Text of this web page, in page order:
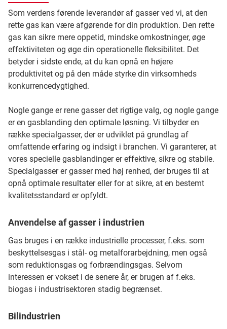
Som verdens førende leverandør af gasser ved vi, at den
rette gas kan være afgørende for din produktion. Den rette
gas kan sikre mere oppetid, mindske omkostninger, øge
effektiviteten og øge din operationelle fleksibilitet. Det
betyder i sidste ende, at du kan opnå en højere
produktivitet og på den måde styrke din virksomheds
konkurrencedygtighed.
Nogle gange er rene gasser det rigtige valg, og nogle gange
er en gasblanding den optimale løsning. Vi tilbyder en
række specialgasser, der er udviklet på grundlag af
omfattende erfaring og indsigt i branchen. Vi garanterer, at
vores specielle gasblandinger er effektive, sikre og stabile.
Specialgasser er gasser med høj renhed, der bruges til at
opnå optimale resultater eller for at sikre, at en bestemt
kvalitetsstandard er opfyldt.
Anvendelse af gasser i industrien
Gas bruges i en række industrielle processer, f.eks. som
beskyttelsesgas i stål- og metalforarbejdning, men også
som reduktionsgas og forbrændingsgas. Selvom
interessen er vokset i de senere år, er brugen af ​​f.eks.
biogas i industrisektoren stadig begrænset.
Bilindustrien